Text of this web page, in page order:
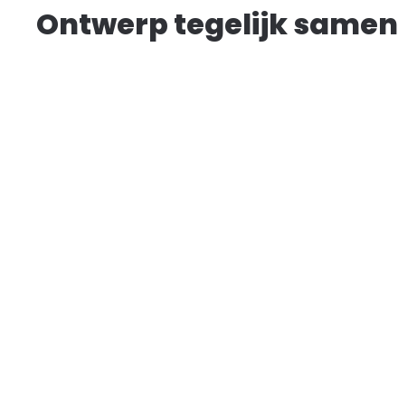
Ontwerp tegelijk samen